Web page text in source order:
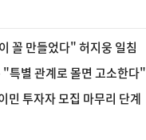
꼴 만들었다" 허지웅 일침
특별 관계로 몰면 고소한다"
민 투자자 모집 마무리 단계